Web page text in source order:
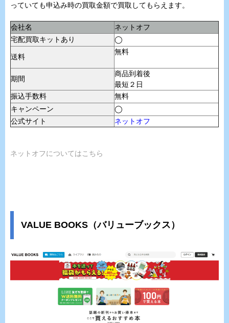
っていても申込み時の買取金額で買取してもらえます。
会社名
ネットオフ
宅配買取キットあり
◯
送料
無料
期間
商品到着後
最短２日
振込手数料
無料
キャンペーン
◯
公式サイト
ネットオフ
ネットオフについてはこちら
VALUE BOOKS（バリューブックス）